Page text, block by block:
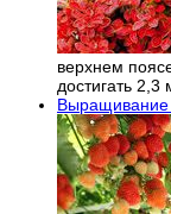
верхнем
достигать
Выращивание